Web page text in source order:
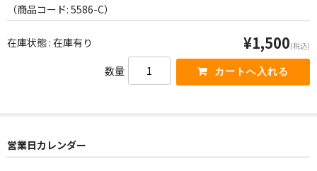
コンディション
ヤ
ー
（商品コード: 5586-C）
在庫状態 : 在庫有り ¥1,500(税込)
数量
営業日カレンダー